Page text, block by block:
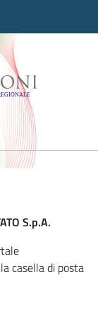
-
S.p.A.
casella di posta